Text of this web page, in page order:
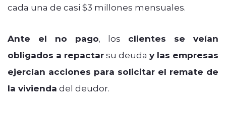
cada una de casi $3 millones mensuales.
Ante el no pago, los clientes se veían
obligados a repactarsu deuda y las empresas
ejercían acciones para solicitar el remate de
la vivienda del deudor.